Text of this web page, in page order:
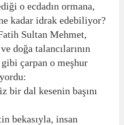
o ecdadın ormana,
kadar idrak edebiliyor?
Sultan Mehmet,
doğa talancılarının
çarpan o meşhur
bir dal kesenin başını
bekasıyla, insan